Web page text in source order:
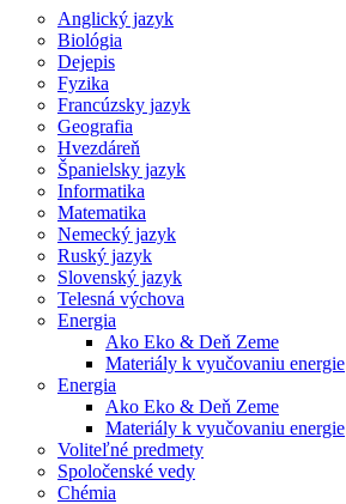
Anglický jazyk
Biológia
Dejepis
Fyzika
Francúzsky jazyk
Geografia
Hvezdáreň
Španielsky jazyk
Informatika
Matematika
Nemecký jazyk
Ruský jazyk
Slovenský jazyk
Telesná výchova
Energia
Ako Eko & Deň Zeme
Materiály k vyučovaniu energie
Energia
Ako Eko & Deň Zeme
Materiály k vyučovaniu energie
Voliteľné predmety
Spoločenské vedy
Chémia